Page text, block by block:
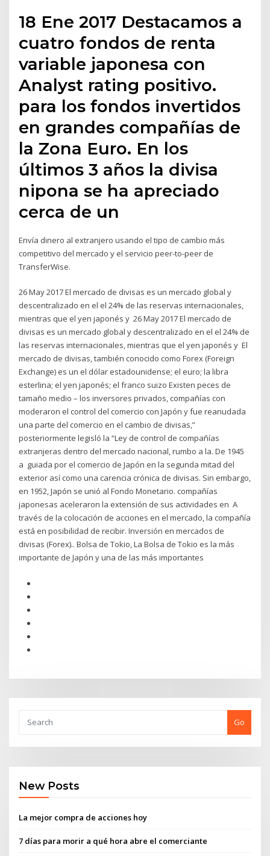
18 Ene 2017 Destacamos a
cuatro fondos de renta
variable japonesa con
Analyst rating positivo.
para los fondos invertidos
en grandes compañías de
la Zona Euro. En los
últimos 3 años la divisa
nipona se ha apreciado
cerca de un
Envía dinero al extranjero usando el tipo de cambio más
competitivo del mercado y el servicio peer-to-peer de
TransferWise.
26 May 2017 El mercado de divisas es un mercado global y
descentralizado en el el 24% de las reservas internacionales,
mientras que el yen japonés y 26 May 2017 El mercado de
divisas es un mercado global y descentralizado en el el 24% de
las reservas internacionales, mientras que el yen japonés y El
mercado de divisas, también conocido como Forex (Foreign
Exchange) es un el dólar estadounidense; el euro; la libra
esterlina; el yen japonés; el franco suizo Existen peces de
tamaño medio – los inversores privados, compañías con
moderaron el control del comercio con Japón y fue reanudada
una parte del comercio en el cambio de divisas,”
posteriormente legisló la “Ley de control de compañías
extranjeras dentro del mercado nacional, rumbo a la. De 1945
a guiada por el comercio de Japón en la segunda mitad del
exterior así como una carencia crónica de divisas. Sin embargo,
en 1952, Japón se unió al Fondo Monetario. compañías
japonesas aceleraron la extensión de sus actividades en A
través de la colocación de acciones en el mercado, la compañía
está en posibilidad de recibir. Inversión en mercados de
divisas (Forex).. Bolsa de Tokio, La Bolsa de Tokio es la más
importante de Japón y una de las más importantes
Go
New Posts
La mejor compra de acciones hoy
7 días para morir a qué hora abre el comerciante